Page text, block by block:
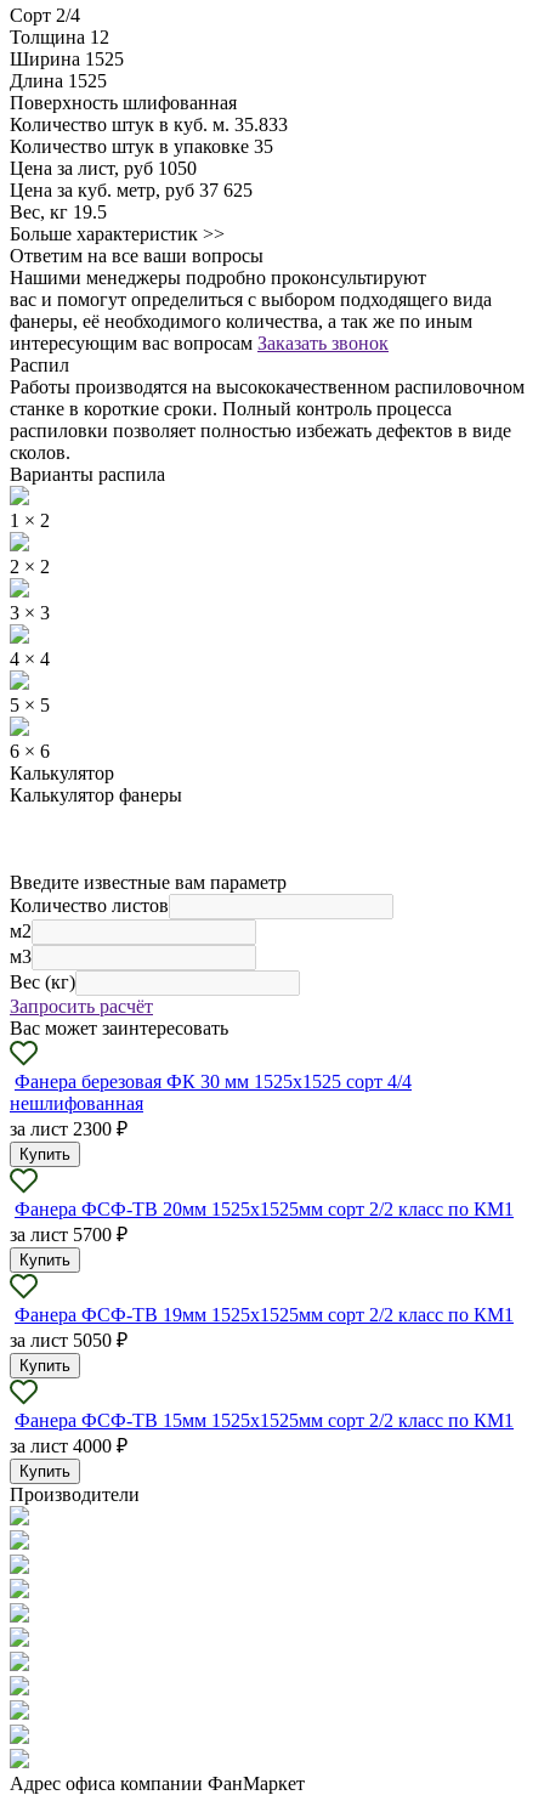
Сорт 2/4
Толщина 12
Ширина 1525
Длина 1525
Поверхность шлифованная
Количество штук в куб. м. 35.833
Количество штук в упаковке 35
Цена за лист, руб 1050
Цена за куб. метр, руб 37 625
Вес, кг 19.5
Больше характеристик >>
Ответим на все ваши вопросы
Нашими менеджеры подробно проконсультируют
вас и помогут определиться с выбором подходящего вида
фанеры, её необходимого количества, а так же по иным
интересующим вас вопросам Заказать звонок
Распил
Работы производятся на высококачественном распиловочном
станке в короткие сроки. Полный контроль процесса
распиловки позволяет полностью избежать дефектов в виде
сколов.
Варианты распила
1 × 2
2 × 2
3 × 3
4 × 4
5 × 5
6 × 6
Калькулятор
Калькулятор фанеры
Введите известные вам параметр
Количество листов
м2
м3
Вес (кг)
Запросить расчёт
Вас может заинтересовать
Фанера березовая ФК 30 мм 1525х1525 сорт 4/4
нешлифованная
за лист 2300 ₽
Купить
Фанера ФСФ-ТВ 20мм 1525х1525мм сорт 2/2 класс по КМ1
за лист 5700 ₽
Купить
Фанера ФСФ-ТВ 19мм 1525х1525мм сорт 2/2 класс по КМ1
за лист 5050 ₽
Купить
Фанера ФСФ-ТВ 15мм 1525х1525мм сорт 2/2 класс по КМ1
за лист 4000 ₽
Купить
Производители
Адрес офиса компании ФанМаркет